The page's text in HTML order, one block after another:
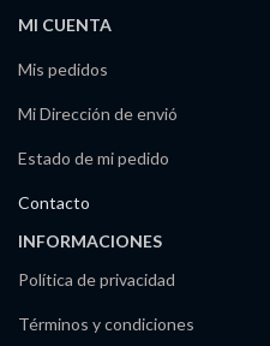
MI CUENTA
Mis pedidos
Mi Dirección de envió
Estado de mi pedido
Contacto
INFORMACIONES
Política de privacidad
Términos y condiciones